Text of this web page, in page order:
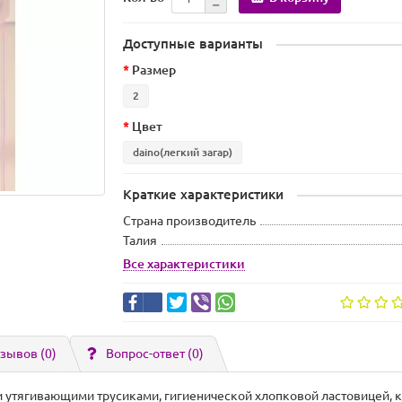
Доступные варианты
Размер
2
Цвет
daino(легкий загар)
Краткие характеристики
Страна производитель
Талия
Все характеристики
(0) Вопрос-ответ(0)
трусиками, гигиенической хлопковой